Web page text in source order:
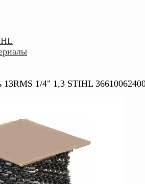
13RMS 1/4" 1,3 STIHL